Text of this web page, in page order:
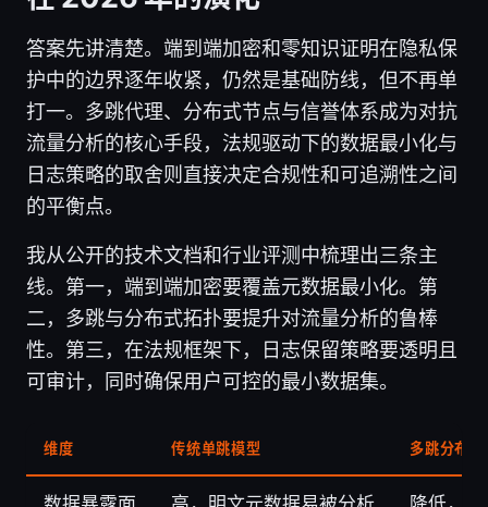
答案先讲清楚。端到端加密和零知识证明在隐私保
护中的边界逐年收紧，仍然是基础防线，但不再单
打一。多跳代理、分布式节点与信誉体系成为对抗
流量分析的核心手段，法规驱动下的数据最小化与
日志策略的取舍则直接决定合规性和可追溯性之间
的平衡点。
我从公开的技术文档和行业评测中梳理出三条主
线。第一，端到端加密要覆盖元数据最小化。第
二，多跳与分布式拓扑要提升对流量分析的鲁棒
性。第三，在法规框架下，日志保留策略要透明且
可审计，同时确保用户可控的最小数据集。
维度 传统单跳模型 多跳分布